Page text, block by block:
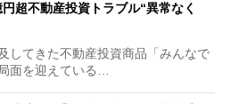
超不動産投資トラブル“異常なく
してきた不動産投資商品「みんなで
面を迎えている…